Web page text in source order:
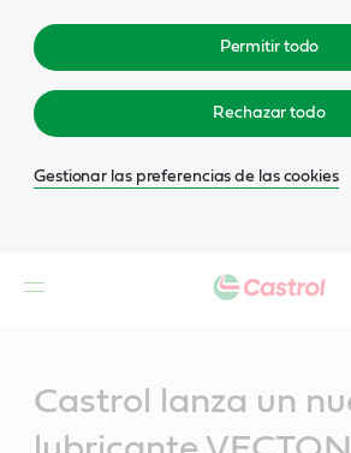
Permitir todo
Rechazar todo
Gestionar las preferencias de las cookies
Castrol lanza un